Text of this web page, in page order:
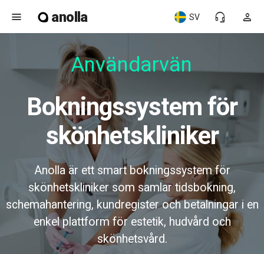
menu anolla person
headset_mic
SV
Användarvänl
Bokningssystem för
skönhetskliniker
Anolla är ett smart bokningssystem för
skönhetskliniker som samlar tidsbokning,
schemahantering, kundregister och betalningar i en
enkel plattform för estetik, hudvård och
skönhetsvård.